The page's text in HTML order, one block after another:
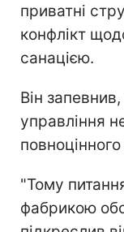
приватні
конфлікт
санацією.
Він
управління
"Тому
фабрикою